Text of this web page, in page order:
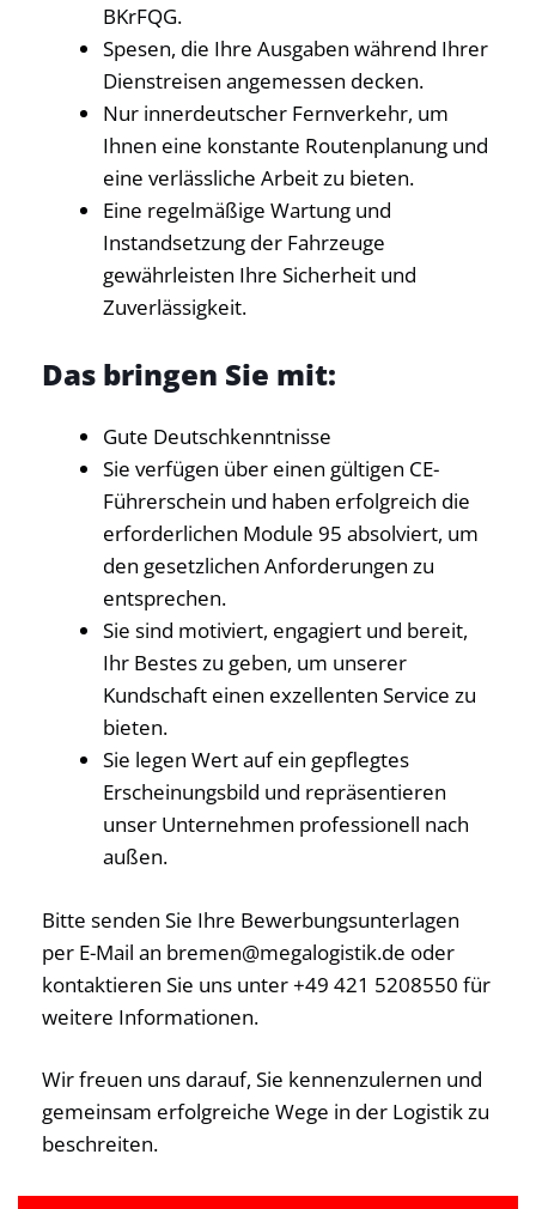
BKrFQG.
Spesen, die Ihre Ausgaben während Ihrer
Dienstreisen angemessen decken.
Nur innerdeutscher Fernverkehr, um
Ihnen eine konstante Routenplanung und
eine verlässliche Arbeit zu bieten.
Eine regelmäßige Wartung und
Instandsetzung der Fahrzeuge
gewährleisten Ihre Sicherheit und
Zuverlässigkeit.
Das bringen Sie mit:
Gute Deutschkenntnisse
Sie verfügen über einen gültigen CE-
Führerschein und haben erfolgreich die
erforderlichen Module 95 absolviert, um
den gesetzlichen Anforderungen zu
entsprechen.
Sie sind motiviert, engagiert und bereit,
Ihr Bestes zu geben, um unserer
Kundschaft einen exzellenten Service zu
bieten.
Sie legen Wert auf ein gepflegtes
Erscheinungsbild und repräsentieren
unser Unternehmen professionell nach
außen.
Bitte senden Sie Ihre Bewerbungsunterlagen
per E-Mail an bremen@megalogistik.de oder
kontaktieren Sie uns unter +49 421 5208550 für
weitere Informationen.
Wir freuen uns darauf, Sie kennenzulernen und
gemeinsam erfolgreiche Wege in der Logistik zu
beschreiten.